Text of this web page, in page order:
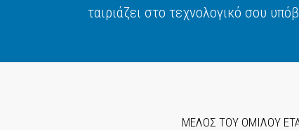
ταιριάζει στο τεχνολογικό σου
ΜΕΛΟΣ ΤΟΥ ΟΜΙΛΟΥ